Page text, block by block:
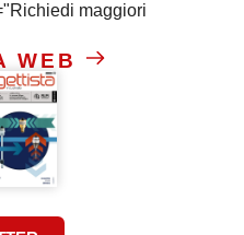
maggiori
WEB